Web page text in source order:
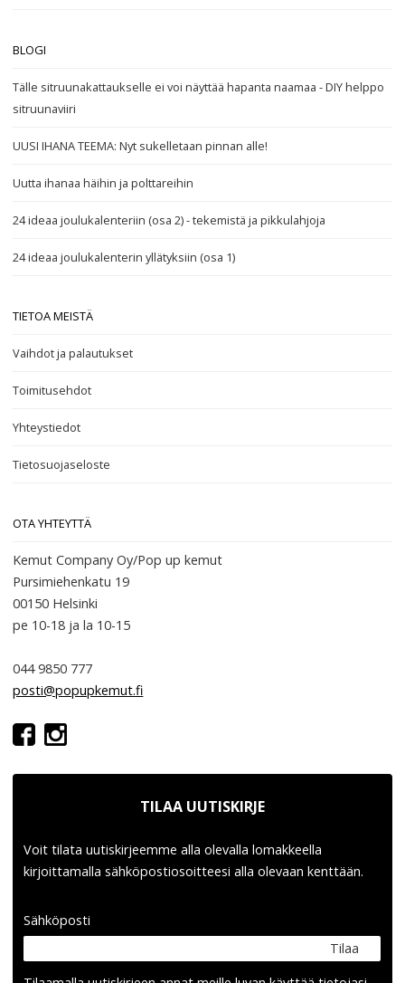
BLOGI
Tälle sitruunakattaukselle ei voi näyttää hapanta naamaa - DIY helppo
sitruunaviiri
UUSI IHANA TEEMA: Nyt sukelletaan pinnan alle!
Uutta ihanaa häihin ja polttareihin
24 ideaa joulukalenteriin (osa 2) - tekemistä ja pikkulahjoja
24 ideaa joulukalenterin yllätyksiin (osa 1)
TIETOA MEISTÄ
Vaihdot ja palautukset
Toimitusehdot
Yhteystiedot
Tietosuojaseloste
OTA YHTEYTTÄ
Kemut Company Oy/Pop up kemut
Pursimiehenkatu 19
00150 Helsinki
pe 10-18 ja la 10-15
044 9850 777
posti@popupkemut.fi
TILAA UUTISKIRJE
Voit tilata uutiskirjeemme alla olevalla lomakkeella
kirjoittamalla sähköpostiosoitteesi alla olevaan kenttään.
Sähköposti
Tilaa